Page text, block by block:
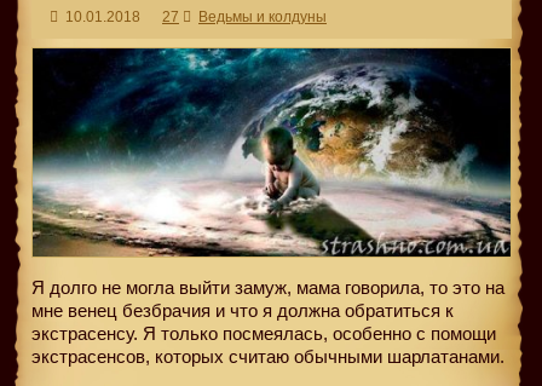
10.01.2018 27 Ведьмы и колдуны
Я долго не могла выйти замуж, мама говорила, то это на
мне венец безбрачия и что я должна обратиться к
экстрасенсу. Я только посмеялась, особенно с помощи
экстрасенсов, которых считаю обычными шарлатанами.